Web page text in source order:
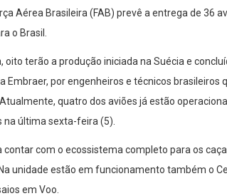
Aérea Brasileira (FAB) prevê a entrega de 36
o Brasil.
terão a produção iniciada na Suécia e
por engenheiros e técnicos brasileiros
quatro dos aviões já estão
na última sexta-feira (5).
com o ecossistema completo para os
unidade estão em funcionamento também o
em Voo.